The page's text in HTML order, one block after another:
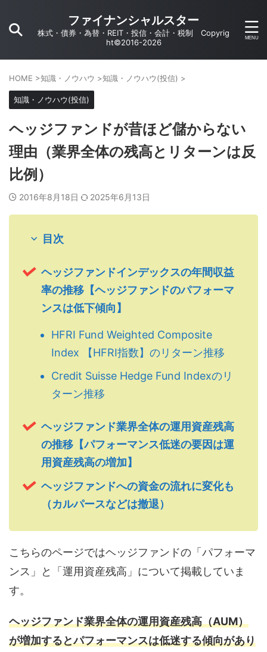
ファイナンシャルスター
株式・債券・為替・REIT・投信・会計・税制 Copyrig
ht©2016-2026
HOME >知識・ノウハウ >知識・ノウハウ(投信) >
知識・ノウハウ(投信)
ヘッジファンドが昔ほど儲からない
理由（業界全体の残高とリターンは反
比例）
2016年8月18日 2025年6月13日
目次
ヘッジファンドインデックスの年間収益
率の推移【ヘッジファンドのパフォーマ
ンスは低下傾向】
HFRI Fund Weighted Composite
Index 【HFRI指数】のリターン推移
Credit Suisse Hedge Fund Indexのリ
ターン推移
ヘッジファンド業界全体の運用資産残高
の推移【パフォーマンス低迷の要因は運
用資産残高の増加】
ヘッジファンドへの資金の流れに変化も
（カルパースなどは撤退）
こちらのページではヘッジファンドの「パフォーマ
ンス」と「運用資産残高」について掲載していま
す。
ヘッジファンド業界全体の運用資産残高（AUM）
が増加するとパフォーマンスは低迷する傾向があり